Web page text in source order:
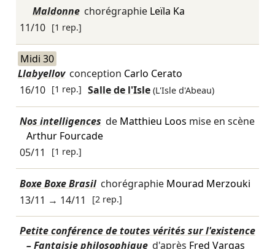
Maldonne chorégraphie Leïla Ka
11/10 [1 rep.]
Midi 30
Llabyellov conception Carlo Cerato
16/10 [1 rep.] Salle de l'Isle (L'Isle d'Abeau)
Nos intelligences de Matthieu Loos mise en scène
Arthur Fourcade
05/11
[1 rep.]
Boxe Boxe Brasil chorégraphie Mourad Merzouki
13/11 → 14/11 [2 rep.]
Petite conférence de toutes vérités sur l'existence
– Fantaisie philosophique d'après Fred Vargas